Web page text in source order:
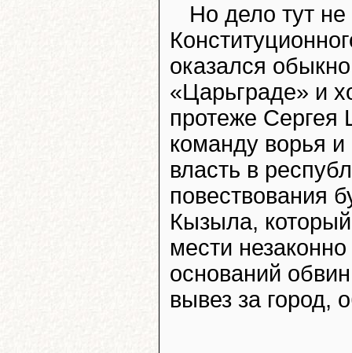
Но дело тут не
оказался
«Царьграде» и
протеже
команду ворья
власть в
повествования
Кызыла,
мести
оснований
вывез за город,